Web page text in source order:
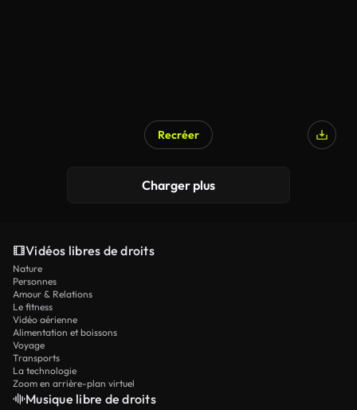
Recréer
Charger plus
Vidéos libres de droits
Nature
Personnes
Amour & Relations
Le fitness
Vidéo aérienne
Alimentation et boissons
Voyage
Transports
La technologie
Zoom en arrière-plan virtuel
Musique libre de droits